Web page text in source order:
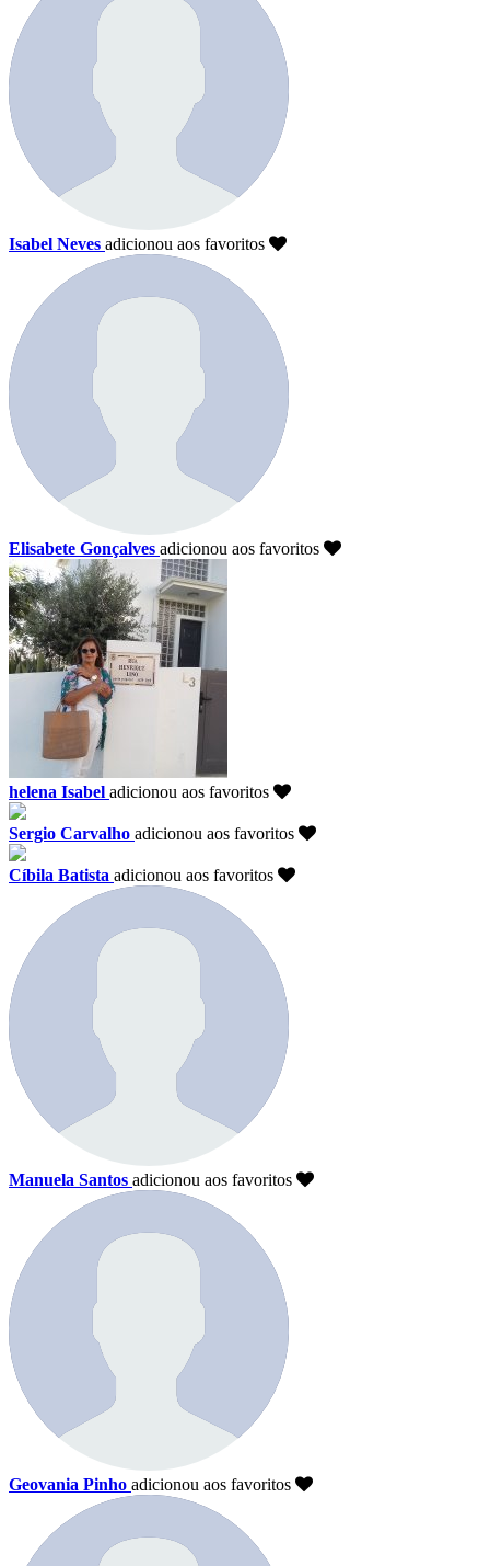
Isabel Neves adicionou aos favoritos
Elisabete Gonçalves adicionou aos favoritos
helena Isabel adicionou aos favoritos
Sergio Carvalho adicionou aos favoritos
Cíbila Batista adicionou aos favoritos
Manuela Santos adicionou aos favoritos
Geovania Pinho adicionou aos favoritos